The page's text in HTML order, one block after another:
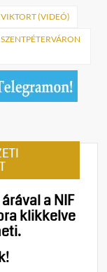
(VIDEÓ)
a NIF
klikkelve